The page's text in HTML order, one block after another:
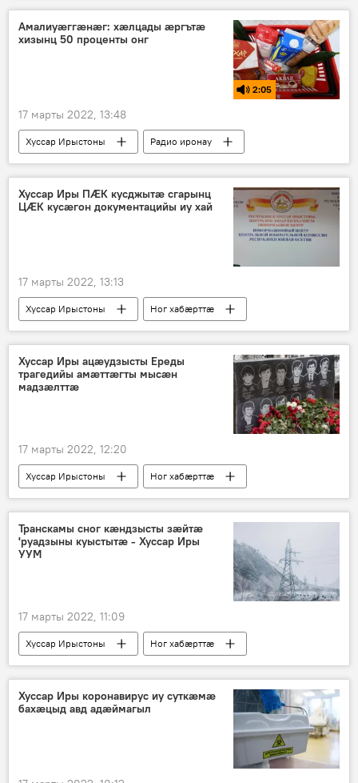
Амалиуæггæнæг: хæлцады æргътæ
хизынц 50 проценты онг
2:05
17 марты 2022, 13:48
Хуссар Ирыстоны
Радио иронау
Экономикӕ
Хуссар Иры ПӔК кусджытӕ сгарынц
ЦӔК кусӕгон документацийы иу хай
17 марты 2022, 13:13
Хуссар Ирыстоны
Ног хабӕрттӕ
Политикӕ
Хуссар Иры ацӕудзысты Ереды
трагедийы амӕттӕгты мысӕн
мадзӕлттӕ
17 марты 2022, 12:20
Хуссар Ирыстоны Ног хабӕрттӕ
Транскамы сног кӕндзысты зӕйтӕ
'руадзыны куыстытӕ - Хуссар Иры
УУМ
17 марты 2022, 11:09
Хуссар Ирыстоны
Ног хабӕрттӕ
Транскам
Хуссар Иры коронавирус иу суткӕмӕ
бахӕцыд авд адӕймагыл